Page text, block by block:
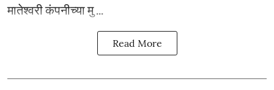
मातेश्वरी कंपनीच्या मु ...
Read More